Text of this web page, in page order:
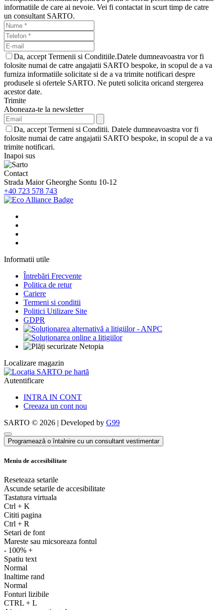
informatiile de care ai nevoie. Vei fi contactat in scurt timp de catre
un consultant SARTO.
Da, accept Termenii si Conditiile.Datele dumneavoastra vor fi
folosite numai de catre angajatii SARTO bespoke, in scopul de a va
furniza informatiile solicitate si de a va trimite notificari despre
produsele si ofertele SARTO. Ne puteti solicita oricand stergerea
acestor date.
Trimite
Aboneaza-te la newsletter
Da, accept Termeni si Conditii. Datele dumneavoastra vor fi
folosite numai de catre angajatii SARTO bespoke, in scopul de a va
trimite notificari.
Inapoi sus
Contact
Strada Maior Gheorghe Sontu 10-12
+40 723 578 743
Informatii utile
Întrebări Frecvente
Politica de retur
Cariere
Termeni si conditii
Politici Utilizare Site
GDPR
Localizare magazin
Autentificare
INTRA IN CONT
Creeaza un cont nou
SARTO © 2026 | Developed by G99
Programează o întalnire cu un consultant vestimentar
Meniu de accesibilitate
Reseteaza setarile
Ascunde setarile de accesibilitate
Tastatura virtuala
Ctrl + K
Cititi pagina
Ctrl + R
Setari de font
Mareste sau micsoreaza fontul
- 100% +
Spatiu text
Normal
Inaltime rand
Normal
Fonturi lizibile
CTRL + L